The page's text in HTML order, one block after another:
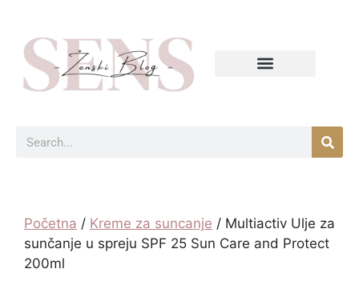
Početna / Kreme za suncanje / Multiactiv Ulje za
sunčanje u spreju SPF 25 Sun Care and Protect
200ml